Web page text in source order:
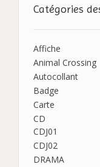
Catégories
Affiche
Animal Crossing
Autocollant
Badge
Carte
CD
CDJ01
CDJ02
DRAMA